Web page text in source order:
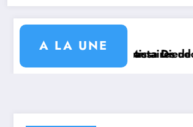
A LA UNE
de cahier de charge signé
Dieudonné exhorte les